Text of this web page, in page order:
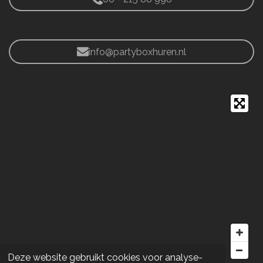
Deze website gebruikt cookies voor analyse-
info@partyboxhuren.nl